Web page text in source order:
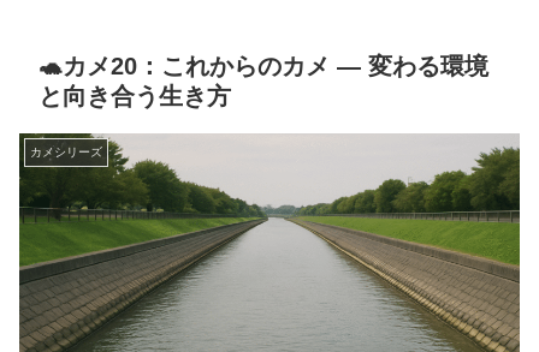
🐢カメ20：これからのカメ ― 変わる環境
と向き合う生き方
カメシリーズ